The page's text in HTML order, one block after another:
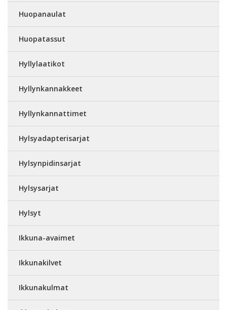
Huopanaulat
Huopatassut
Hyllylaatikot
Hyllynkannakkeet
Hyllynkannattimet
Hylsyadapterisarjat
Hylsynpidinsarjat
Hylsysarjat
Hylsyt
Ikkuna-avaimet
Ikkunakilvet
Ikkunakulmat